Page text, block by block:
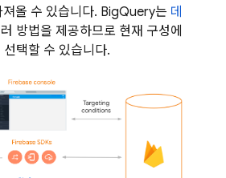
올 수 있습니다. BigQuery는 데
방법을 제공하므로 현재 구성에
택할 수 있습니다.